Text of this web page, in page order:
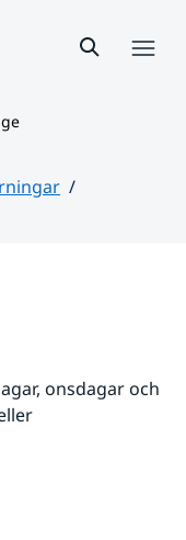
onsdagar och